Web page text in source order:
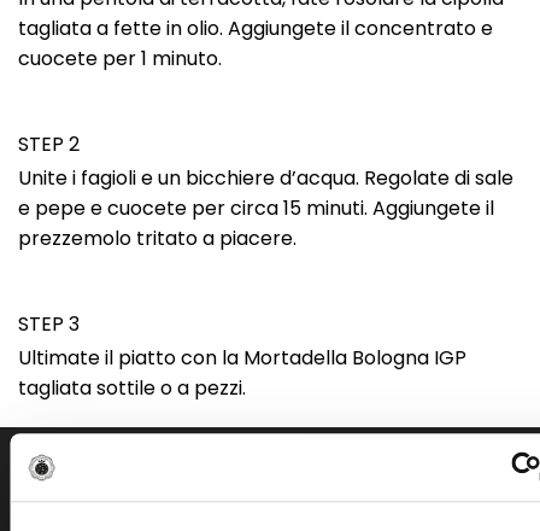
tagliata a fette in olio. Aggiungete il concentrato e
cuocete per 1 minuto.
STEP 2
Unite i fagioli e un bicchiere d’acqua. Regolate di sale
e pepe e cuocete per circa 15 minuti. Aggiungete il
prezzemolo tritato a piacere.
STEP 3
Ultimate il piatto con la Mortadella Bologna IGP
tagliata sottile o a pezzi.
Scopri altre ricette simili